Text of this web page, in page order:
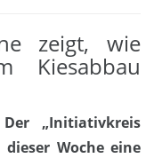
zeigt, wie
Kiesabbau
„Initiativkreis
Woche eine